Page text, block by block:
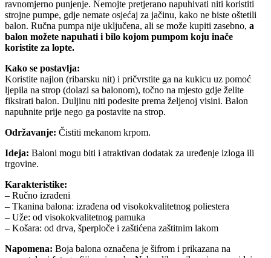
ravnomjerno punjenje. Nemojte pretjerano napuhivati niti koristiti
strojne pumpe, gdje nemate osjećaj za jačinu, kako ne biste oštetili
balon. Ručna pumpa nije uključena, ali se može kupiti zasebno, a
balon možete napuhati i bilo kojom pumpom koju inače
koristite za lopte.
Kako se postavlja:
Koristite najlon (ribarsku nit) i pričvrstite ga na kukicu uz pomoć
ljepila na strop (dolazi sa balonom), točno na mjesto gdje želite
fiksirati balon. Duljinu niti podesite prema željenoj visini. Balon
napuhnite prije nego ga postavite na strop.
Održavanje: Čistiti mekanom krpom.
Ideja: Baloni mogu biti i atraktivan dodatak za uređenje izloga ili
trgovine.
Karakteristike:
– Ručno izrađeni
– Tkanina balona: izrađena od visokokvalitetnog poliestera
– Uže: od visokokvalitetnog pamuka
– Košara: od drva, šperploče i zaštićena zaštitnim lakom
Napomena: Boja balona označena je šifrom i prikazana na